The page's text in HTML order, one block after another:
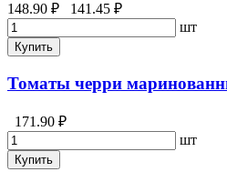
148.90 ₽
141.45 ₽
шт
Купить
Томаты черри
171.90 ₽
шт
Купить